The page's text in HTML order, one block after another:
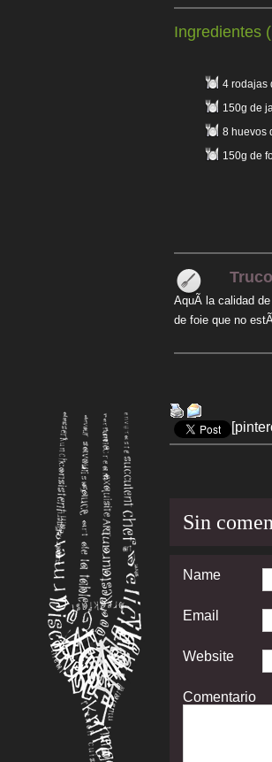
Ingredientes
4 rodajas
150g de
8 huevos
150g de
Truco
AquÃ­ la calidad
de foie que no
Sin
Name
Email
Website
Comentario